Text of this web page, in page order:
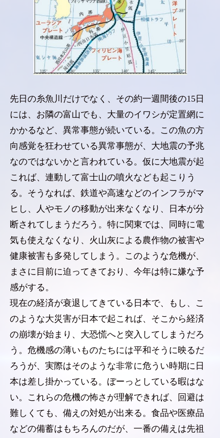
先日の糸魚川だけでなく、その約一週間後の15日
には、お隣の富山でも、大量のイワシが定置網に
かかるなど、異常事態が続いている。この魚の方
向感覚を狂わせている異常事態が、大地震の予兆
なのではないかと言われている。仮に大地震が起
これば、連動して富士山の噴火なども起こりう
る。そうなれば、鉄道や高速などのインフラがマ
ヒし、人やモノの移動が出来なくなり、日本が分
断されてしまうだろう。特に関東では、同時に電
気も使えなくなり、火山灰による農作物の被害や
健康被害も多発してしまう。このような危機が、
まさに目前に迫ってきており、今年は特に嫌な予
感がする。
現在の経済が衰退してきている日本で、もし、こ
のような大災害が日本で起これば、そこから経済
の崩壊が始まり、大恐慌へと突入してしまうだろ
う。危機感の薄いものたちには平和そうに映るだ
ろうが、実際はそのような非常に危うい時期に日
本は差し掛かっている。ぼーっとしている暇はな
い。これらの危機の怖さが理解できれば、回避は
難しくても、備えの対処が出来る。食品や医療品
などの備蓄はもちろんのだが、一番の備えは先祖